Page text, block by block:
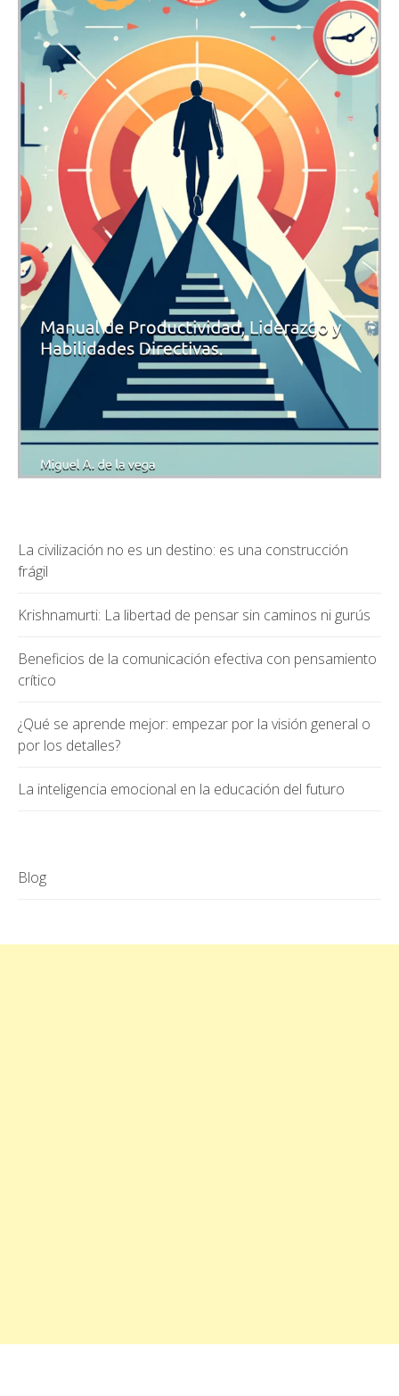
La civilización no es un destino: es una construcción
frágil
Krishnamurti: La libertad de pensar sin caminos ni gurús
Beneficios de la comunicación efectiva con pensamiento
crítico
¿Qué se aprende mejor: empezar por la visión general o
por los detalles?
La inteligencia emocional en la educación del futuro
Blog